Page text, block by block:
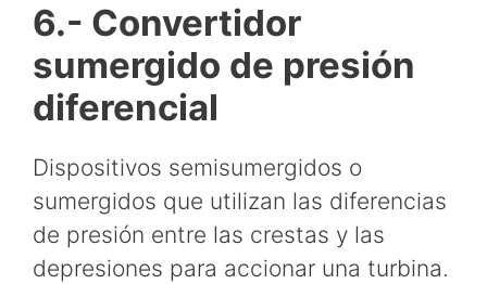
6.- Convertidor
sumergido de presión
diferencial
Dispositivos semisumergidos o
sumergidos que utilizan las diferencias
de presión entre las crestas y las
depresiones para accionar una turbina.